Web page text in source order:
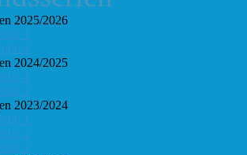
2025/2026
1
2
2024/2025
1
2
2023/2024
1
2
3